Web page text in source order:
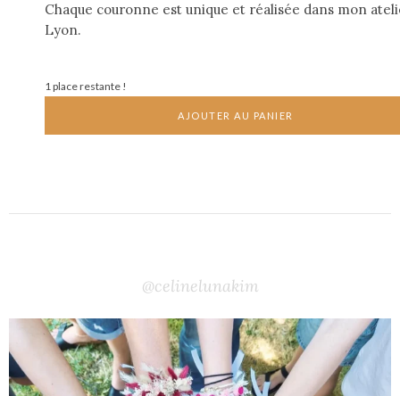
Chaque couronne est unique et réalisée dans mon
Lyon.
1 place restante !
AJOUTER AU PANIER
@celinelunakim